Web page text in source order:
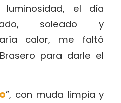
el día
soleado y
calor, me faltó
para darle el
”, con muda limpia y